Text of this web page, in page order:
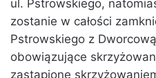
ul. Pstrowskiego,
zostanie w całości
Pstrowskiego z
obowiązujące
zastąpione